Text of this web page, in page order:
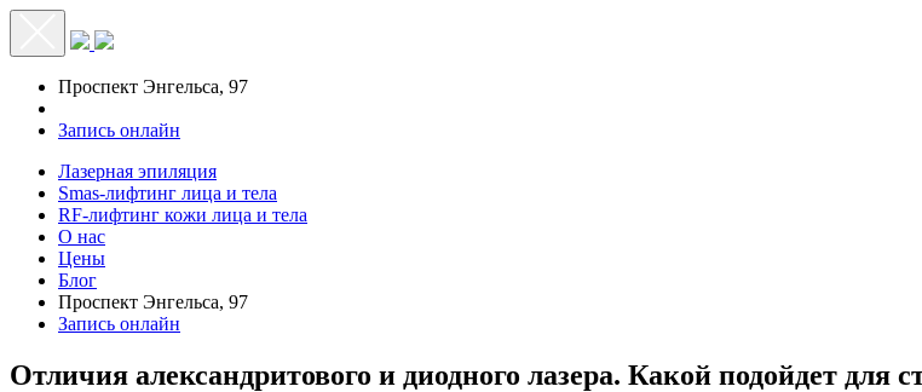
Проспект Энгельса, 97
Запись онлайн
Лазерная эпиляция
Smas-лифтинг лица и тела
RF-лифтинг кожи лица и тела
О нас
Цены
Блог
Проспект Энгельса, 97
Запись онлайн
Отличия александритового и диодного лазера. Какой подойдет для